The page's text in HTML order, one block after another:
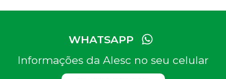
WHATSAPP
Informações da Alesc no seu celular